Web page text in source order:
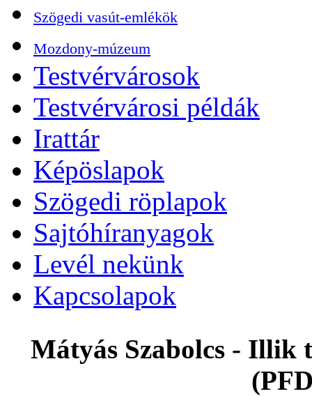
Szögedi vasút-emlékök
Mozdony-múzeum
Testvérvárosok
Testvérvárosi példák
Irattár
Képöslapok
Szögedi röplapok
Sajtóhíranyagok
Levél nekünk
Kapcsolapok
Mátyás Szabolcs - Illik